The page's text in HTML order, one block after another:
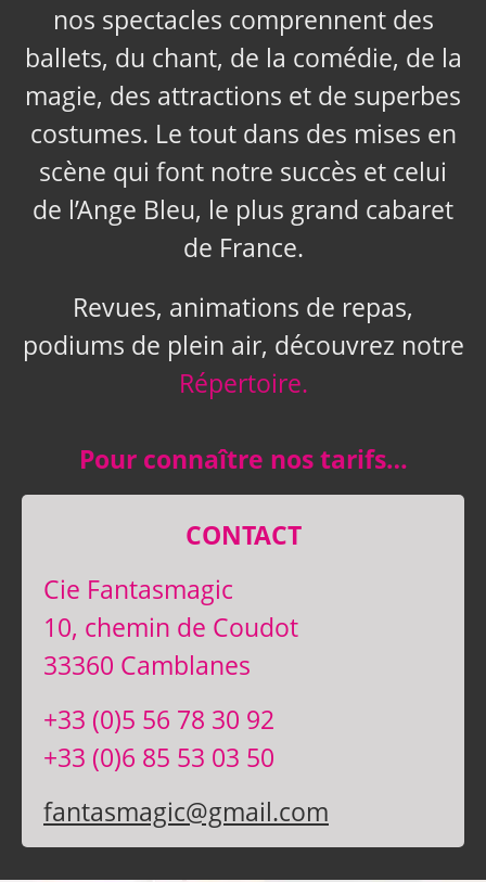
nos spectacles comprennent des
ballets, du chant, de la comédie, de la
magie, des attractions et de superbes
costumes. Le tout dans des mises en
scène qui font notre succès et celui
de l’Ange Bleu, le plus grand cabaret
de France.
Revues, animations de repas,
podiums de plein air, découvrez notre
Répertoire.
Pour connaître nos tarifs…
CONTACT
Cie Fantasmagic
10, chemin de Coudot
33360 Camblanes
+33 (0)5 56 78 30 92
+33 (0)6 85 53 03 50
fantasmagic@gmail.com